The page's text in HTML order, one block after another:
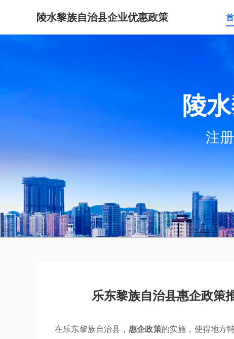
陵水黎族自治县企业优惠政策
陵
注
乐东黎族自治县惠企政策
在乐东黎族自治县， 惠企政策的实施，使得地方